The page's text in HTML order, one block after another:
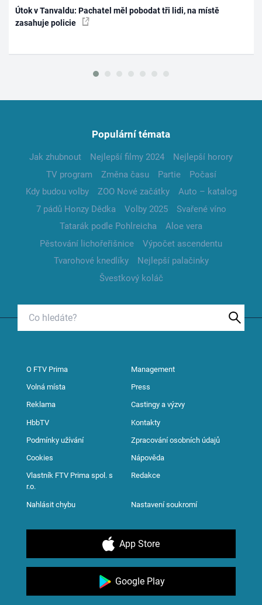
Útok v Tanvaldu: Pachatel měl pobodat tři lidi, na místě
zasahuje policie
Populární témata
Jak zhubnout Nejlepší filmy 2024
Nejlepší horory
TV program
Změna času Partie
Počasí
Kdy budou volby
ZOO Nové začátky
Auto – katalog
7 pádů Honzy Dědka
Volby 2025
Svařené víno
Tatarák podle Pohlreicha
Aloe vera
Pěstování lichořeřišnice
Výpočet ascendentu
Tvarohové knedlíky
Nejlepší palačinky
Švestkový koláč
O FTV Prima Management
Volná místa Press
Reklama Castingy a výzvy
HbbTV Kontakty
Podmínky užívání Zpracování osobních údajů
Cookies Nápověda
Vlastník FTV Prima spol. s
r.o.
Redakce
Nahlásit chybu Nastavení soukromí
App Store
Google Play